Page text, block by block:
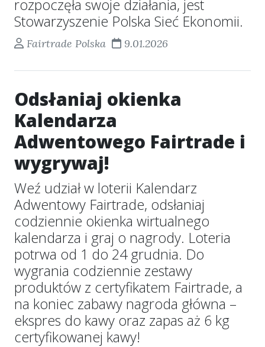
rozpoczęła swoje działania, jest
Stowarzyszenie Polska Sieć Ekonomii.
Fairtrade Polska 9.01.2026
Odsłaniaj okienka
Kalendarza
Adwentowego Fairtrade i
wygrywaj!
Weź udział w loterii Kalendarz
Adwentowy Fairtrade, odsłaniaj
codziennie okienka wirtualnego
kalendarza i graj o nagrody. Loteria
potrwa od 1 do 24 grudnia. Do
wygrania codziennie zestawy
produktów z certyfikatem Fairtrade, a
na koniec zabawy nagroda główna –
ekspres do kawy oraz zapas aż 6 kg
certyfikowanej kawy!